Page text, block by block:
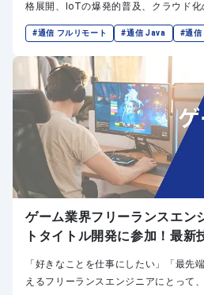
格展開、IoTの爆発的普及、クラウド化
かつてない変革期を迎えています。
#通信 フルリモート #通信 Java #通信
ゲーム業界フリーランスエン
トタイトル開発に参加！最新
「好きなことを仕事にしたい」「最先
えるフリーランスエンジニアにとって